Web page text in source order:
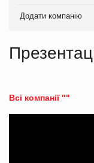
Додати компанію
Всі компанії ""